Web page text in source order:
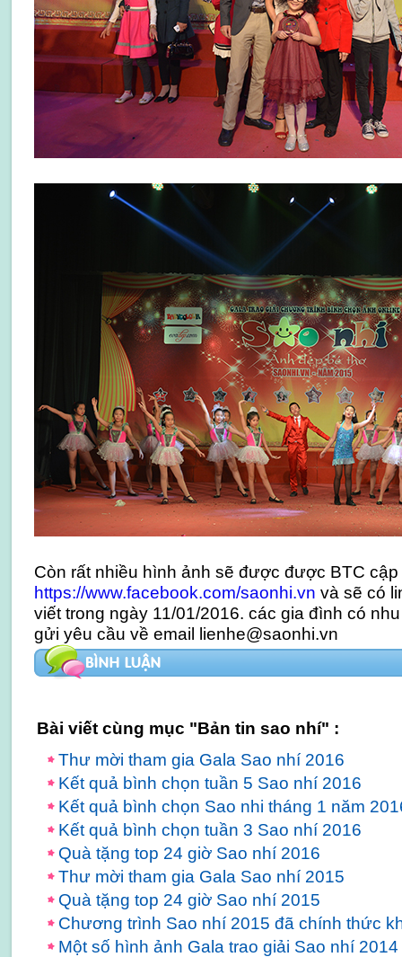
Còn rất nhiều hình ảnh sẽ được được BTC
https://www.facebook.com/saonhi.vn và sẽ có
viết trong ngày 11/01/2016. các gia đình có
gửi yêu cầu về email lienhe@saonhi.vn
Bài viết cùng mục "Bản tin sao nhí" :
​Thư mời tham gia Gala Sao nhí 2016
Kết quả bình chọn tuần 5 Sao nhí 2016
Kết quả bình chọn Sao nhi tháng 1 năm
Kết quả bình chọn tuần 3 Sao nhí 2016
Quà tặng top 24 giờ Sao nhí 2016
​Thư mời tham gia Gala Sao nhí 2015
Quà tặng top 24 giờ Sao nhí 2015
Chương trình Sao nhí 2015 đã chính thức
Một số hình ảnh Gala trao giải Sao nhí 2014